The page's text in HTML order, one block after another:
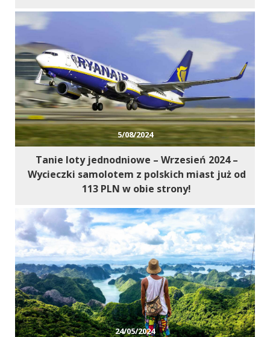
5/08/2024
Tanie loty jednodniowe – Wrzesień 2024 –
Wycieczki samolotem z polskich miast już od
113 PLN w obie strony!
24/05/2024
Marketing
W chwili obecnej
nie używamy
dodatkowych
narzędzi
marketingowych,
lecz nie
wykluczamy ich
użycia w
przyszłości.